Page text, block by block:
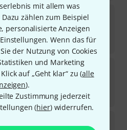
mit allem was
zählen zum Beispiel
personalisierte Anzeigen
Wenn das für
der Nutzung von Cookies
und Marketing
auf „Geht klar“ zu (alle
).
Zustimmung jederzeit
(hier) widerrufen.
ECO MKII
412